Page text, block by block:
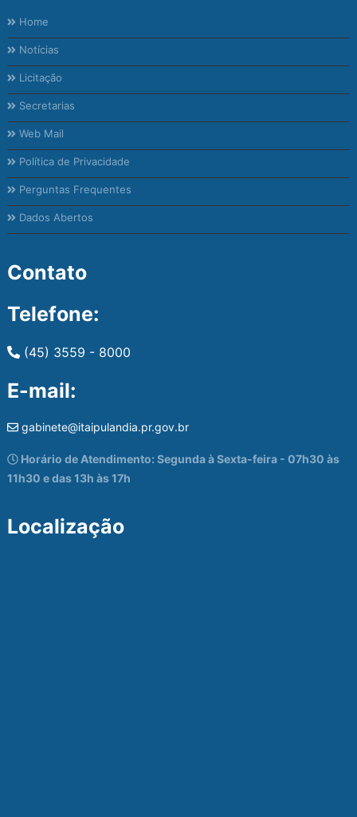
Home
Notícias
Licitação
Secretarias
Web Mail
Política de Privacidade
Perguntas Frequentes
Dados Abertos
Contato
Telefone:
(45) 3559 - 8000
E-mail:
gabinete@itaipulandia.pr.gov.br
Horário de Atendimento: Segunda à Sexta-feira - 07h30 às
11h30 e das 13h às 17h
Localização